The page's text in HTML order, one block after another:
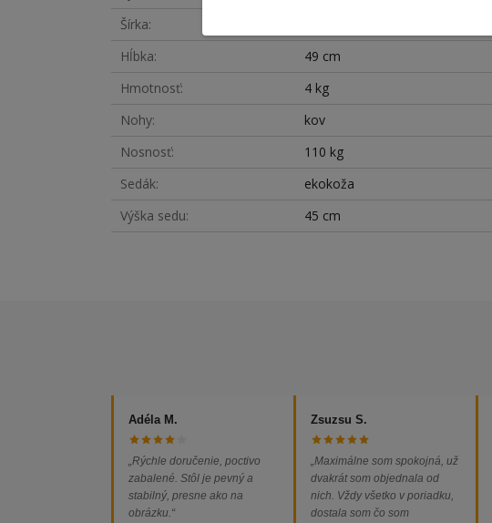
Šírka
Hĺbka
49 cm
Hmotnosť
4 kg
Nohy
kov
Nosnosť
110 kg
Sedák
ekokoža
Výška sedu
45 cm
Adéla M.
„Rýchle doručenie, poctivo
zabalené. Stôl je pevný a
stabilný, presne ako na
obrázku.“
Zsuzsu S.
„Maximálne som spokojná, už
dvakrát som objednala od
nich. Vždy všetko v poriadku,
dostala som čo som